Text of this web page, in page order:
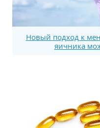
Новый подход к
яичника